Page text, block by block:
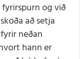
og við
að setja
neðan
hann er